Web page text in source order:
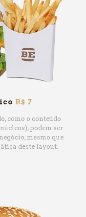
R$ 7
como o conteúdo
podem ser
mesmo que
deste layout.